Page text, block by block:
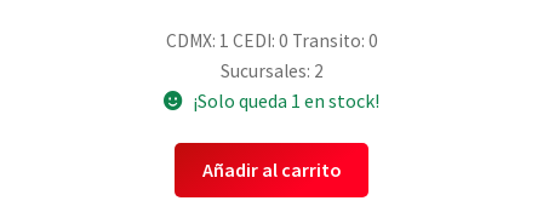
CDMX: 1 CEDI: 0 Transito: 0
Sucursales: 2
¡Solo queda 1 en stock!
Añadir al carrito